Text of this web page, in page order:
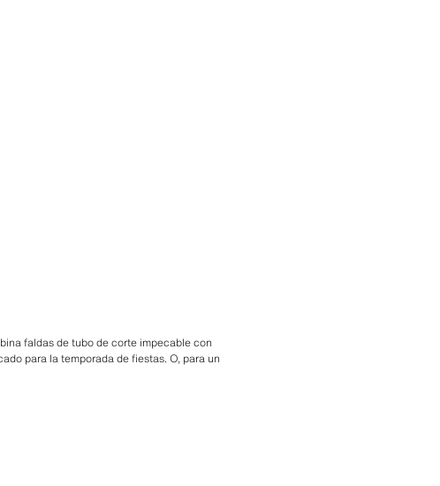
faldas de tubo de corte impecable con
para la temporada de fiestas. O, para un